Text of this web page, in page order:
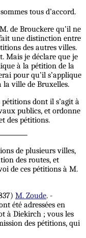
tous d’accord.
de Brouckere qu’il ne
une distinction entre
des autres villes.
Mais je déclare que je
à la pétition de la
pour qu’il s’applique
la ville de Bruxelles.
dont il s’agit à
publics, et ordonne
des pétitions.
de plusieurs villes,
des routes, et
de ces pétitions à M.
M. Zoude. -
été adressées en
à Diekirch ; vous les
des pétitions, qui